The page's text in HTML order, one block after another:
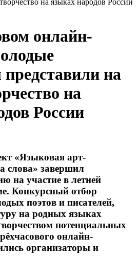
онлайн-
на
на
России
«Языковая арт-
слова» завершил
на участие в летней
Конкурсный отбор
поэтов и писателей,
на родных языках
потенциальных
онлайн-
организаторы и